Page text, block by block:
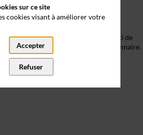
notre offre de services Dihnamic, merci de
minutes pour contribuer à ce questionnaire.
remplissage, moins de 3min)
sur ce site
cookies visant à améliorer votre
Accepter
Refuser